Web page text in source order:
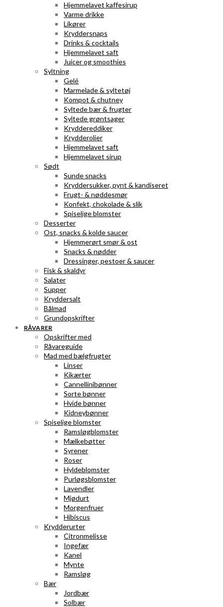
Hjemmelavet kaffesirup
Varme drikke
Likører
Kryddersnaps
Drinks & cocktails
Hjemmelavet saft
Juicer og smoothies
Syltning
Gelé
Marmelade & syltetøj
Kompot & chutney
Syltede bær & frugter
Syltede grøntsager
Kryddereddiker
Krydderolier
Hjemmelavet saft
Hjemmelavet sirup
Sødt
Sunde snacks
Kryddersukker, pynt & kandiseret
Frugt- & nøddesmør
Konfekt, chokolade & slik
Spiselige blomster
Desserter
Ost, snacks & kolde saucer
Hjemmerørt smør & ost
Snacks & nødder
Dressinger, pestoer & saucer
Fisk & skaldyr
Salater
Supper
Kryddersalt
Bålmad
Grundopskrifter
RÅVARER
Opskrifter med
Råvareguide
Mad med bælgfrugter
Linser
Kikærter
Cannellinibønner
Sorte bønner
Hvide bønner
Kidneybønner
Spiselige blomster
Ramsløgblomster
Mælkebøtter
Syrener
Roser
Hyldeblomster
Purløgsblomster
Lavendler
Mjødurt
Morgenfruer
Hibiscus
Krydderurter
Citronmelisse
Ingefær
Kanel
Mynte
Ramsløg
Bær
Jordbær
Solbær